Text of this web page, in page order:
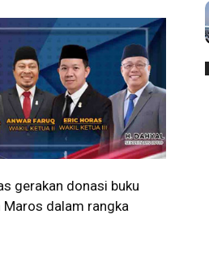
gerakan donasi buku
Maros dalam rangka